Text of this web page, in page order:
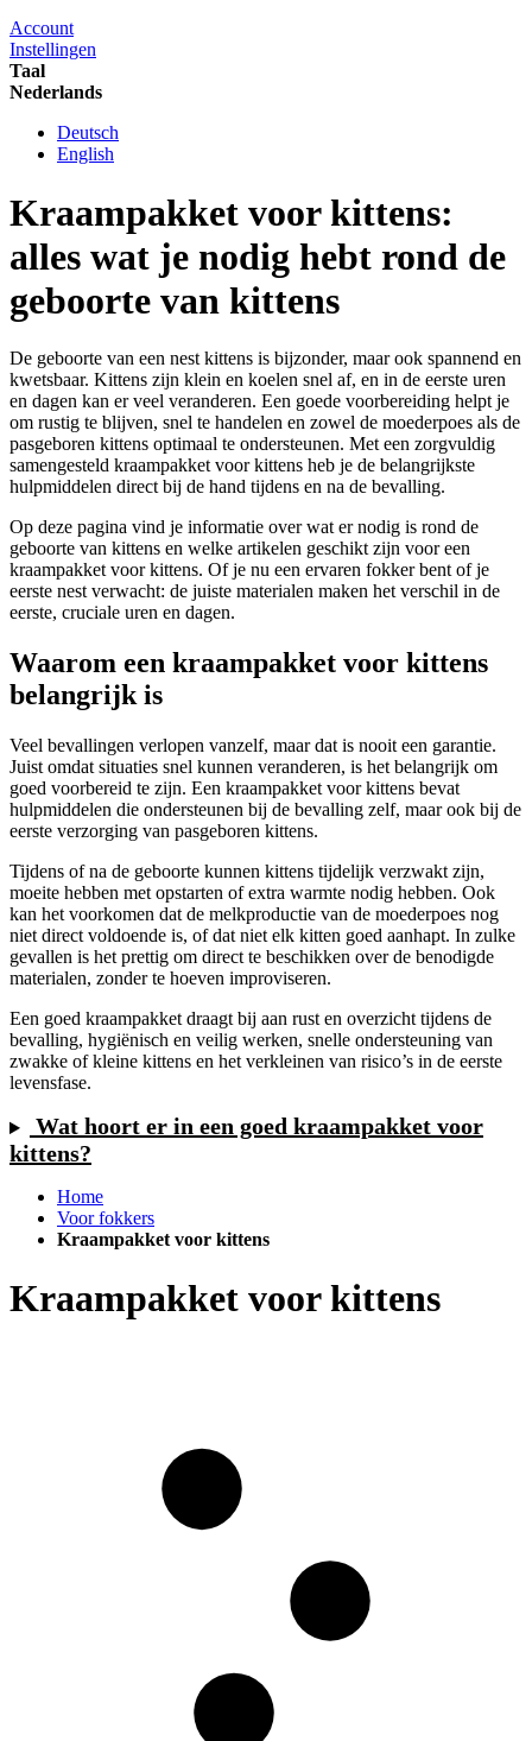
Account
Instellingen
Taal
Nederlands
Deutsch
English
Kraampakket voor kittens:
alles wat je nodig hebt rond de
geboorte van kittens
De geboorte van een nest kittens is bijzonder, maar ook spannend en
kwetsbaar. Kittens zijn klein en koelen snel af, en in de eerste uren
en dagen kan er veel veranderen. Een goede voorbereiding helpt je
om rustig te blijven, snel te handelen en zowel de moederpoes als de
pasgeboren kittens optimaal te ondersteunen. Met een zorgvuldig
samengesteld kraampakket voor kittens heb je de belangrijkste
hulpmiddelen direct bij de hand tijdens en na de bevalling.
Op deze pagina vind je informatie over wat er nodig is rond de
geboorte van kittens en welke artikelen geschikt zijn voor een
kraampakket voor kittens. Of je nu een ervaren fokker bent of je
eerste nest verwacht: de juiste materialen maken het verschil in de
eerste, cruciale uren en dagen.
Waarom een kraampakket voor kittens
belangrijk is
Veel bevallingen verlopen vanzelf, maar dat is nooit een garantie.
Juist omdat situaties snel kunnen veranderen, is het belangrijk om
goed voorbereid te zijn. Een kraampakket voor kittens bevat
hulpmiddelen die ondersteunen bij de bevalling zelf, maar ook bij de
eerste verzorging van pasgeboren kittens.
Tijdens of na de geboorte kunnen kittens tijdelijk verzwakt zijn,
moeite hebben met opstarten of extra warmte nodig hebben. Ook
kan het voorkomen dat de melkproductie van de moederpoes nog
niet direct voldoende is, of dat niet elk kitten goed aanhapt. In zulke
gevallen is het prettig om direct te beschikken over de benodigde
materialen, zonder te hoeven improviseren.
Een goed kraampakket draagt bij aan rust en overzicht tijdens de
bevalling, hygiënisch en veilig werken, snelle ondersteuning van
zwakke of kleine kittens en het verkleinen van risico’s in de eerste
levensfase.
Wat hoort er in een goed kraampakket voor
kittens?
Home
Voor fokkers
Kraampakket voor kittens
Kraampakket voor kittens